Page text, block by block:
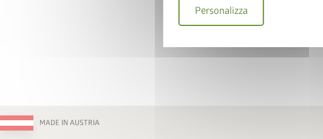
Personalizza
MADE IN AUSTRIA